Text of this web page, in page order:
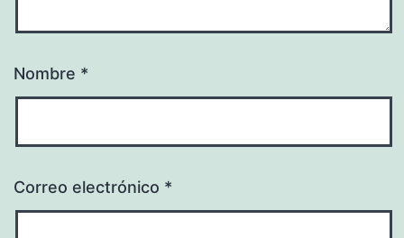
Nombre *
Correo electrónico *